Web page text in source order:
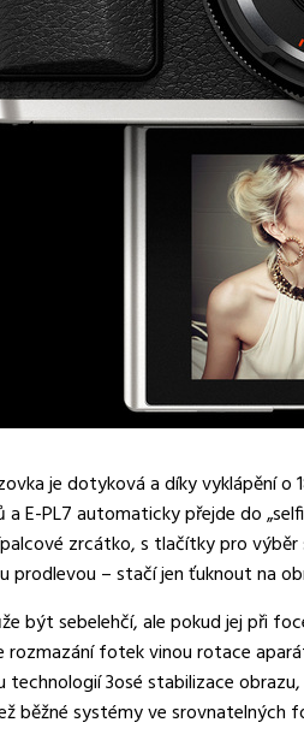
je dotyková a díky vyklápění
a E-PL7 automaticky přejde do
zrcátko, s tlačítky pro
prodlevou – stačí jen ťuknout na
být sebelehčí, ale pokud jej při
rozmazání fotek vinou rotace
technologií 3osé stabilizace
běžné systémy ve srovnatelných